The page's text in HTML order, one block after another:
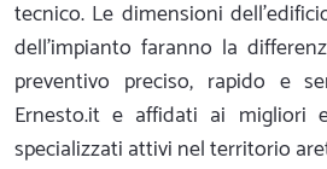
tecnico. Le dimensioni
dell'impianto faranno la
preventivo preciso, rapido e
Ernesto.it e affidati ai migliori
specializzati attivi nel territorio